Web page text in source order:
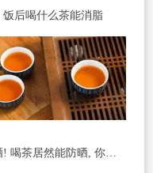
饭后喝什么茶能消脂
防晒! 喝茶居然能防晒, 你听说过吗?